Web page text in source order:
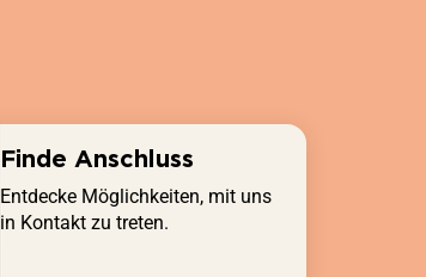
Finde Anschluss
Entdecke Möglichkeiten, mit uns
in Kontakt zu treten.